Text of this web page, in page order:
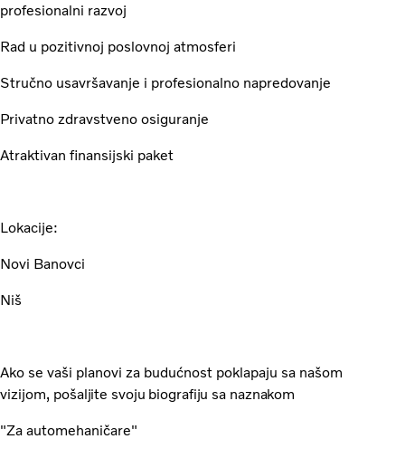
profesionalni razvoj
Rad u pozitivnoj poslovnoj atmosferi
Stručno usavršavanje i profesionalno napredovanje
Privatno zdravstveno osiguranje
Atraktivan finansijski paket
Lokacije:
Novi Banovci
Niš
Ako se vaši planovi za budućnost poklapaju sa našom
vizijom, pošaljite svoju biografiju sa naznakom
"Za automehaničare"